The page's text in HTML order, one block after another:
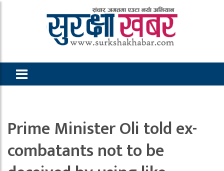
Prime Minister Oli told ex-
combatants not to be